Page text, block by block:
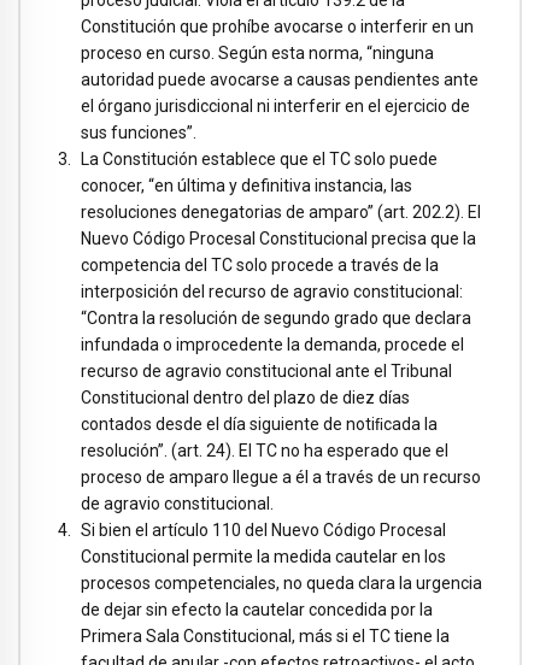
Constitución que prohíbe avocarse o interferir en un
proceso en curso. Según esta norma, “ninguna
autoridad puede avocarse a causas pendientes ante
el órgano jurisdiccional ni interferir en el ejercicio de
sus funciones”.
La Constitución establece que el TC solo puede
conocer, “en última y definitiva instancia, las
resoluciones denegatorias de amparo” (art. 202.2). El
Nuevo Código Procesal Constitucional precisa que la
competencia del TC solo procede a través de la
interposición del recurso de agravio constitucional:
“Contra la resolución de segundo grado que declara
infundada o improcedente la demanda, procede el
recurso de agravio constitucional ante el Tribunal
Constitucional dentro del plazo de diez días
contados desde el día siguiente de notiﬁcada la
resolución”. (art. 24). El TC no ha esperado que el
proceso de amparo llegue a él a través de un recurso
de agravio constitucional.
Si bien el artículo 110 del Nuevo Código Procesal
Constitucional permite la medida cautelar en los
procesos competenciales, no queda clara la urgencia
de dejar sin efecto la cautelar concedida por la
Primera Sala Constitucional, más si el TC tiene la